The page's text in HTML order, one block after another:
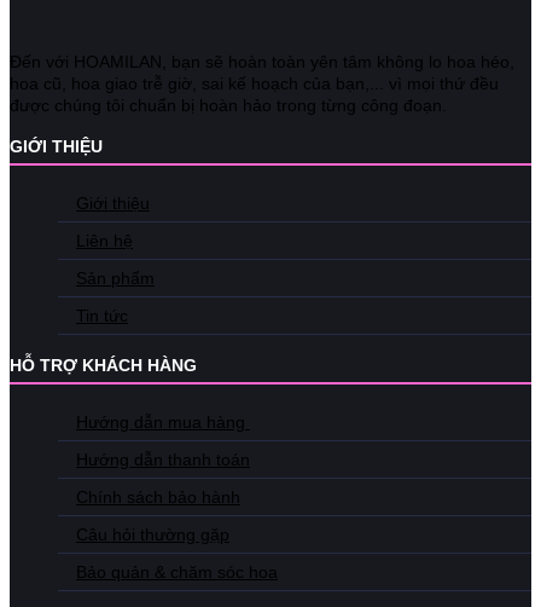
Đến với HOAMILAN, bạn sẽ hoàn toàn yên tâm không lo hoa héo,
hoa cũ, hoa giao trễ giờ, sai kế hoạch của bạn,... vì mọi thứ đều
được chúng tôi chuẩn bị hoàn hảo trong từng công đoạn.
GIỚI THIỆU
Giới thiệu
Liên hệ
Sản phẩm
Tin tức
HỖ TRỢ KHÁCH HÀNG
Hướng dẫn mua hàng
Hướng dẫn thanh toán
Chính sách bảo hành
Câu hỏi thường gặp
Bảo quản & chăm sóc hoa